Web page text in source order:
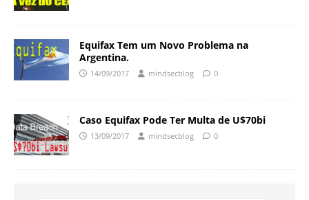
Equifax Tem um Novo Problema na
Argentina.
14/09/2017 mindsecblog 0
Caso Equifax Pode Ter Multa de U$70bi
13/09/2017 mindsecblog 0